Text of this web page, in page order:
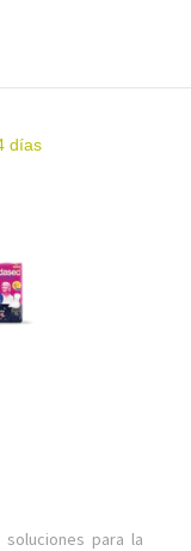
días
para la